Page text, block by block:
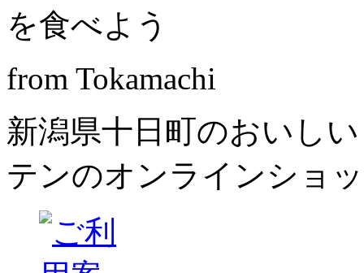
from Tokamachi
新潟県十日町のおいし
テンのオンラインショ